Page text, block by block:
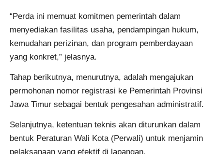
“Perda ini memuat komitmen pemerintah dalam
menyediakan fasilitas usaha, pendampingan hukum,
kemudahan perizinan, dan program pemberdayaan
yang konkret,” jelasnya.
Tahap berikutnya, menurutnya, adalah mengajukan
permohonan nomor registrasi ke Pemerintah Provinsi
Jawa Timur sebagai bentuk pengesahan administratif.
Selanjutnya, ketentuan teknis akan diturunkan dalam
bentuk Peraturan Wali Kota (Perwali) untuk menjamin
pelaksanaan yang efektif di lapangan.